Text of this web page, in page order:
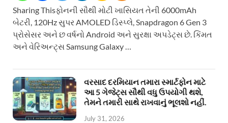
Sharing Thisફોનની સૌથી મોટી ખાસિયત તેની 6000mAh
બેટરી, 120Hz સુપર AMOLED ડિસ્પ્લે, Snapdragon 6 Gen 3
પ્રોસેસર અને છ વર્ષનો Android અને સુરક્ષા અપડેટ્સ છે. કિંમત
અને વેરિઅન્ટ્સ Samsung Galaxy …
વરસાદ દરમિયાન તમારા સ્માર્ટફોન માટે
આ 5 ગેજેટ્સ સૌથી વધુ ઉપયોગી થશે,
તેમને તમારી સાથે રાખવાનું ભૂલશો નહીં.
July 31, 2026